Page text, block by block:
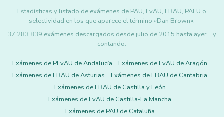
Estadísticas y listado de exámenes de PAU, EvAU, EBAU, PAEU o
selectividad en los que aparece el término «Dan Brown».
37.283.839 exámenes descargados desde julio de 2015 hasta ayer... y
contando.
Exámenes de PEvAU de Andalucía
Exámenes de EvAU de Aragón
Exámenes de EBAU de Asturias
Exámenes de EBAU de Cantabria
Exámenes de EBAU de Castilla y León
Exámenes de EvAU de Castilla-La Mancha
Exámenes de PAU de Cataluña